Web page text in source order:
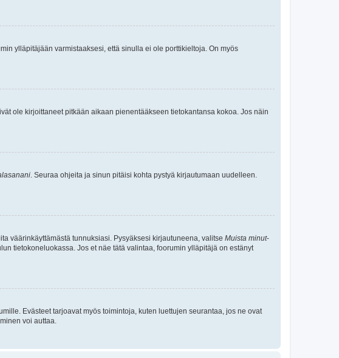
ylläpitäjään varmistaaksesi, että sinulla ei ole porttikieltoja. On myös
ole kirjoittaneet pitkään aikaan pienentääkseen tietokantansa kokoa. Jos näin
. Seuraa ohjeita ja sinun pitäisi kohta pystyä kirjautumaan uudelleen.
väärinkäyttämästä tunnuksiasi. Pysyäksesi kirjautuneena, valitse Muista minut-
tietokoneluokassa. Jos et näe tätä valintaa, foorumin ylläpitäjä on estänyt
Evästeet tarjoavat myös toimintoja, kuten luettujen seurantaa, jos ne ovat
voi auttaa.